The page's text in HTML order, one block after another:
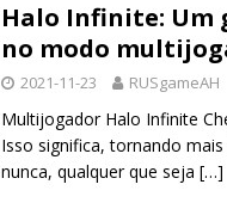
Halo Infinite: Um
no modo
2021-11-23 RUSgameAH
Multijogador Halo Infinite
Isso significa, tornando
nunca, qualquer que seja […]